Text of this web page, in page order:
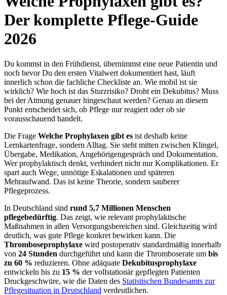
Der komplette Pflege-Guide
2026
Du kommst in den Frühdienst, übernimmst eine neue Patientin und
noch bevor Du den ersten Vitalwert dokumentiert hast, läuft
innerlich schon die fachliche Checkliste an. Wie mobil ist sie
wirklich? Wie hoch ist das Sturzrisiko? Droht ein Dekubitus? Muss
bei der Atmung genauer hingeschaut werden? Genau an diesem
Punkt entscheidet sich, ob Pflege nur reagiert oder ob sie
vorausschauend handelt.
Die Frage Welche Prophylaxen gibt es ist deshalb keine
Lernkartenfrage, sondern Alltag. Sie steht mitten zwischen Klingel,
Übergabe, Medikation, Angehörigengespräch und Dokumentation.
Wer prophylaktisch denkt, verhindert nicht nur Komplikationen. Er
spart auch Wege, unnötige Eskalationen und späteren
Mehraufwand. Das ist keine Theorie, sondern sauberer
Pflegeprozess.
In Deutschland sind rund 5,7 Millionen Menschen
pflegebedürftig. Das zeigt, wie relevant prophylaktische
Maßnahmen in allen Versorgungsbereichen sind. Gleichzeitig wird
deutlich, was gute Pflege konkret bewirken kann. Die
Thromboseprophylaxe wird postoperativ standardmäßig innerhalb
von 24 Stunden durchgeführt und kann die Thromboserate um bis
zu 60 % reduzieren. Ohne adäquate Dekubitusprophylaxe
entwickeln bis zu 15 % der vollstationär gepflegten Patienten
Druckgeschwüre, wie die Daten des Statistischen Bundesamts zur
Pflegesituation in Deutschland verdeutlichen.